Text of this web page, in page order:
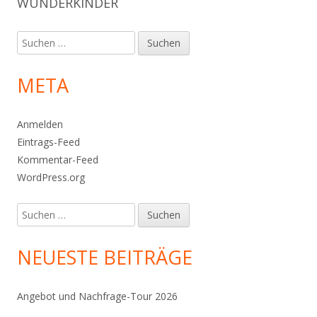
Suchen
nach:
META
Anmelden
Eintrags-Feed
Kommentar-Feed
WordPress.org
Suchen
nach:
NEUESTE BEITRÄGE
Angebot und Nachfrage-Tour 2026